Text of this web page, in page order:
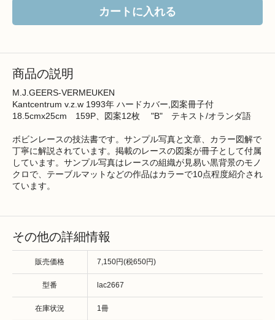
カートに入れる
商品の説明
M.J.GEERS-VERMEUKEN
Kantcentrum v.z.w 1993年 ハードカバー,図案冊子付
18.5cmx25cm 159P、図案12枚 "B" テキスト/オランダ語
ボビンレースの技法書です。サンプル写真と文章、カラー図解で
丁寧に解説されています。掲載のレースの図案が冊子として付属
しています。サンプル写真はレースの組織が見易い黒背景のモノ
クロで、テーブルマットなどの作品はカラーで10点程度紹介され
ています。
その他の詳細情報
販売価格 7,150円(税650円)
型番 lac2667
在庫状況 1冊